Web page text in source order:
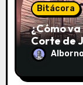
Bitácora
¿Cómo
Corte de